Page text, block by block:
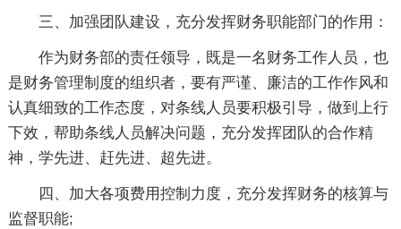
三、加强团队建设，充分发挥财务职能部门的作用：
作为财务部的责任领导，既是一名财务工作人员，也
是财务管理制度的组织者，要有严谨、廉洁的工作作风和
认真细致的工作态度，对条线人员要积极引导，做到上行
下效，帮助条线人员解决问题，充分发挥团队的合作精
神，学先进、赶先进、超先进。
四、加大各项费用控制力度，充分发挥财务的核算与
监督职能;